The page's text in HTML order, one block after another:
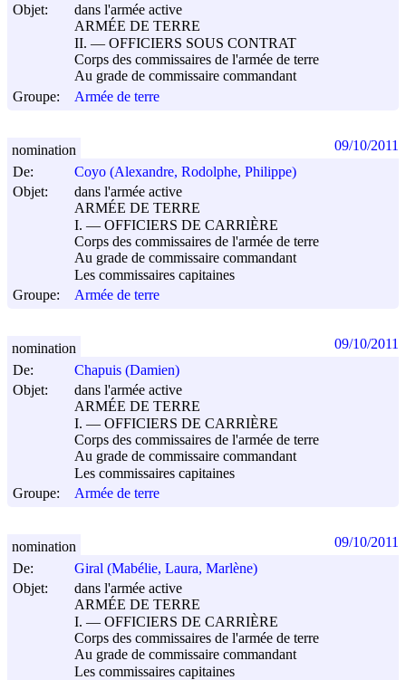
Objet:
dans l'armée active
ARMÉE DE TERRE
II. ― OFFICIERS SOUS CONTRAT
Corps des commissaires de l'armée de terre
Au grade de commissaire commandant
Groupe:
Armée de terre
De:
Coyo (Alexandre, Rodolphe, Philippe)
Objet:
dans l'armée active
ARMÉE DE TERRE
I. ― OFFICIERS DE CARRIÈRE
Corps des commissaires de l'armée de terre
Au grade de commissaire commandant
Les commissaires capitaines
Groupe:
Armée de terre
nomination 09/10/2011
De:
Chapuis (Damien)
Objet:
dans l'armée active
ARMÉE DE TERRE
I. ― OFFICIERS DE CARRIÈRE
Corps des commissaires de l'armée de terre
Au grade de commissaire commandant
Les commissaires capitaines
Groupe:
Armée de terre
nomination 09/10/2011
De:
Giral (Mabélie, Laura, Marlène)
Objet:
dans l'armée active
ARMÉE DE TERRE
I. ― OFFICIERS DE CARRIÈRE
Corps des commissaires de l'armée de terre
Au grade de commissaire commandant
Les commissaires capitaines
nomination 09/10/2011